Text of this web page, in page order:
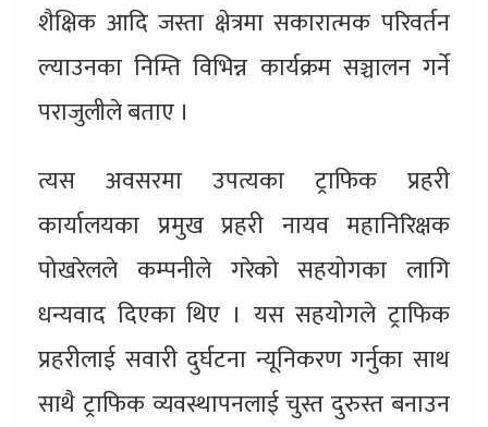
शैक्षिक आदि जस्ता क्षेत्रमा सकारात्मक परिवर्तन
ल्याउनका निम्ति विभिन्न कार्यक्रम सञ्चालन गर्ने
पराजुलीले बताए ।
त्यस अवसरमा उपत्यका ट्राफिक प्रहरी
कार्यालयका प्रमुख प्रहरी नायव महानिरिक्षक
पोखरेलले कम्पनीले गरेको सहयोगका लागि
धन्यवाद दिएका थिए । यस सहयोगले ट्राफिक
प्रहरीलाई सवारी दुर्घटना न्यूनिकरण गर्नुका साथ
साथै ट्राफिक व्यवस्थापनलाई चुस्त दुरुस्त बनाउन